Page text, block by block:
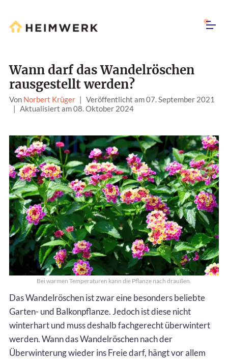
Wann darf das Wandelröschen
rausgestellt werden?
Von Norbert Krüger | Veröffentlicht am 07. September 2021
| Aktualisiert am 08. Oktober 2024
Bei warmen Temperaturen kann die Pflanze nach draußen.
Das Wandelröschen ist zwar eine besonders beliebte
Garten- und Balkonpflanze. Jedoch ist diese nicht
winterhart und muss deshalb fachgerecht überwintert
werden. Wann das Wandelröschen nach der
Überwinterung wieder ins Freie darf, hängt vor allem